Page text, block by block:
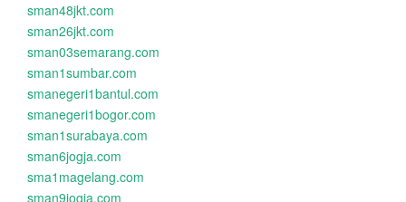
sman48jkt.com
sman26jkt.com
sman03semarang.com
sman1sumbar.com
smanegeri1bantul.com
smanegeri1bogor.com
sman1surabaya.com
sman6jogja.com
sma1magelang.com
sman9jogja.com